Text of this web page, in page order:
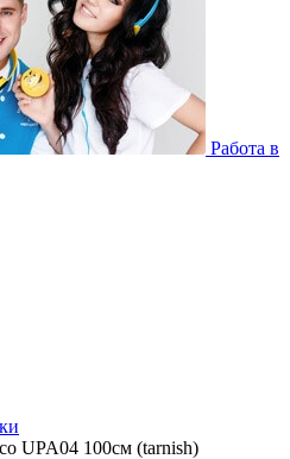
Работа в
UPA04 100см (tarnish)